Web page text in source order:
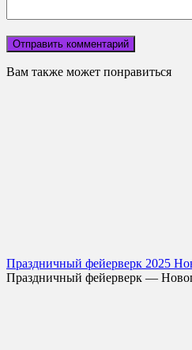
Вам также может понравиться
Праздничный фейерверк 2025
Праздничный фейерверк —